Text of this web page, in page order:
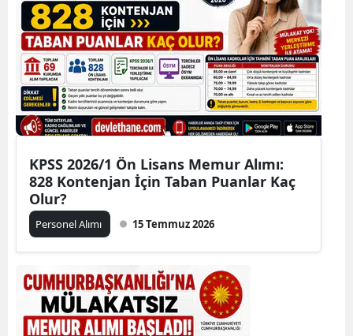
KPSS 2026/1 Ön Lisans Memur Alımı:
828 Kontenjan İçin Taban Puanlar Kaç
Olur?
Personel Alımı 15 Temmuz 2026